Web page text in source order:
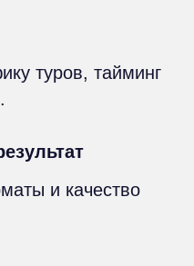
туров, тайминг
и качество